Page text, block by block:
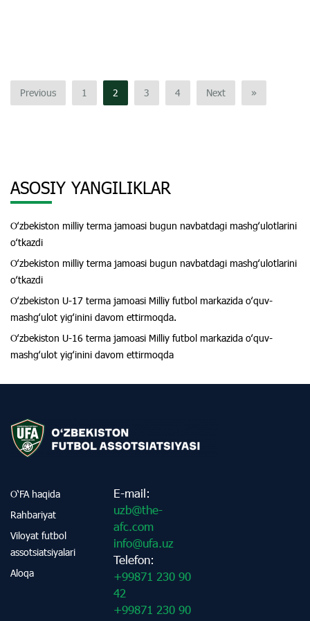
Previous 1 2 3 4 Next »
ASOSIY YANGILIKLAR
Oʻzbekiston milliy terma jamoasi bugun navbatdagi mashgʻulotlarini
oʻtkazdi
Oʻzbekiston milliy terma jamoasi bugun navbatdagi mashgʻulotlarini
oʻtkazdi
Oʻzbekiston U-17 terma jamoasi Milliy futbol markazida oʻquv-
mashgʻulot yigʻinini davom ettirmoqda.
Oʻzbekiston U-16 terma jamoasi Milliy futbol markazida oʻquv-
mashgʻulot yigʻinini davom ettirmoqda
O‘FA haqida
Rahbariyat
Viloyat futbol
assotsiatsiyalari
Aloqa
E-mail:
uzb@the-
afc.com
info@ufa.uz
Telefon:
+99871 230 90
42
+99871 230 90